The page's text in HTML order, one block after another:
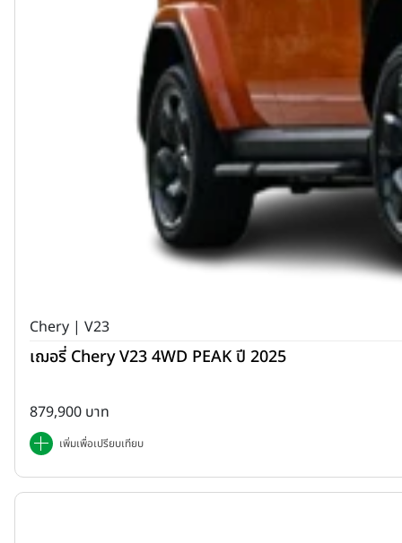
Chery | V23
เฌอรี่ Chery V23 4WD PEAK ปี 2025
879,900 บาท
เพิ่มเพื่อเปรียบเทียบ